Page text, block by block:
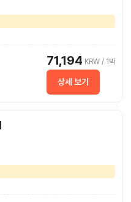
71,194 KRW / 1박
상세 보기